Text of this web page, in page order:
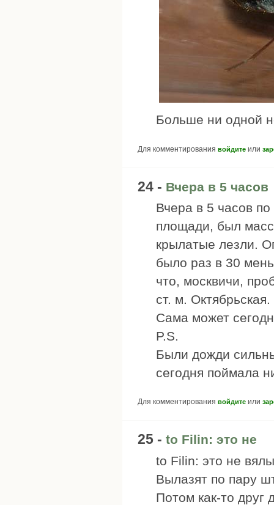
Больше ни одной
Для комментирования войдите или
24 - Вчера в 5 часов
Вчера в 5 часов
площади, был
крылатые лезли.
было раз в 30
что, москвичи,
ст. м. Октябрьская.
Сама может
P.S.
Были дожди
сегодня поймала
Для комментирования войдите или
25 - to Filin: это не
to Filin: это не
Вылазят по пару
Потом как-то друг